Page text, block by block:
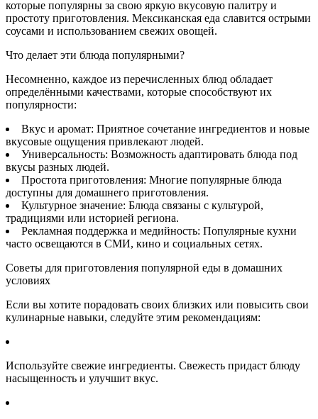
которые популярны за свою яркую вкусовую палитру и
простоту приготовления. Мексиканская еда славится острыми
соусами и использованием свежих овощей.
Что делает эти блюда популярными?
Несомненно, каждое из перечисленных блюд обладает
определёнными качествами, которые способствуют их
популярности:
Вкус и аромат: Приятное сочетание ингредиентов и новые
вкусовые ощущения привлекают людей.
Универсальность: Возможность адаптировать блюда под
вкусы разных людей.
Простота приготовления: Многие популярные блюда
доступны для домашнего приготовления.
Культурное значение: Блюда связаны с культурой,
традициями или историей региона.
Рекламная поддержка и медийность: Популярные кухни
часто освещаются в СМИ, кино и социальных сетях.
Советы для приготовления популярной еды в домашних
условиях
Если вы хотите порадовать своих близких или повысить свои
кулинарные навыки, следуйте этим рекомендациям:
Используйте свежие ингредиенты. Свежесть придаст блюду
насыщенность и улучшит вкус.